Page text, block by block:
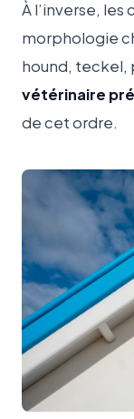
À l’inverse, les
morphologie
hound, teckel,
vétérinaire
de cet ordre.